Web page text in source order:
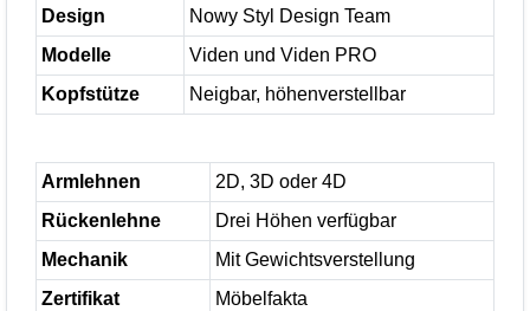
Design
Nowy Styl Design Team
Modelle
Viden und Viden PRO
Kopfstütze
Neigbar, höhenverstellbar
Armlehnen
2D, 3D oder 4D
Rückenlehne
Drei Höhen verfügbar
Mechanik
Mit Gewichtsverstellung
Zertifikat
Möbelfakta